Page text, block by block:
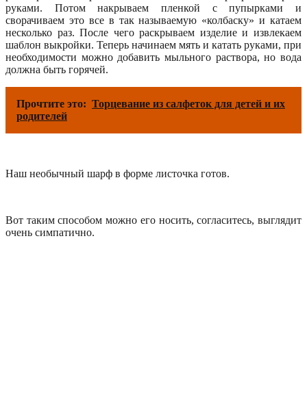
руками. Потом накрываем пленкой с пупырками и
сворачиваем это все в так называемую «колбаску» и катаем
несколько раз. После чего раскрываем изделие и извлекаем
шаблон выкройки. Теперь начинаем мять и катать руками, при
необходимости можно добавить мыльного раствора, но вода
должна быть горячей.
Прочтите это: Торцевание из салфеток для детей и их
родителей
Наш необычный шарф в форме листочка готов.
Вот таким способом можно его носить, согласитесь, выглядит
очень симпатично.